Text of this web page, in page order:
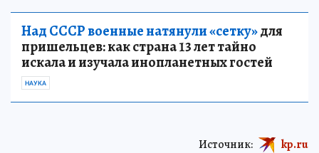
Над СССР военные натянули «сетку»для
пришельцев: как страна 13 лет тайно
искала и изучала инопланетных гостей
НАУКА
Источник: kp.ru